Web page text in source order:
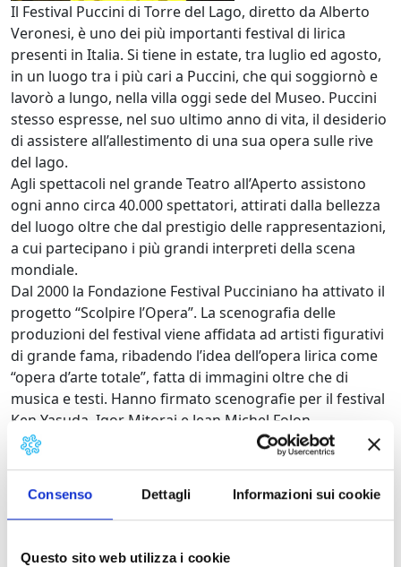
Consenso Dettagli Informazioni sui cookie
Questo sito web utilizza i cookie
Il Festival Puccini di Torre del Lago, diretto da Alberto
Veronesi, è uno dei più importanti festival di lirica
presenti in Italia. Si tiene in estate, tra luglio ed agosto,
in un luogo tra i più cari a Puccini, che qui soggiornò e
lavorò a lungo, nella villa oggi sede del Museo. Puccini
stesso espresse, nel suo ultimo anno di vita, il desiderio
di assistere all’allestimento di una sua opera sulle rive
del lago.
Agli spettacoli nel grande Teatro all’Aperto assistono
ogni anno circa 40.000 spettatori, attirati dalla bellezza
del luogo oltre che dal prestigio delle rappresentazioni,
a cui partecipano i più grandi interpreti della scena
mondiale.
Dal 2000 la Fondazione Festival Pucciniano ha attivato il
progetto “Scolpire l’Opera”. La scenografia delle
produzioni del festival viene affidata ad artisti figurativi
di grande fama, ribadendo l’idea dell’opera lirica come
“opera d’arte totale”, fatta di immagini oltre che di
musica e testi. Hanno firmato scenografie per il festival
Ken Yasuda, Igor Mitoraj e Jean Michel Folon.
Collaborano alla realizzazione delle scene gli artigiani
della Cittadella del Carnevale di Viareggio, oltre al
nutrito gruppo di scultori presenti a Pietrasanta.
Il 15 giugno del 2008 è stato inaugurato il nuovo grande
teatro all’aperto, parte del parco della musica dedicato
a Giacomo Puccini.